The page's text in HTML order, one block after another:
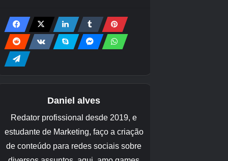
Isso é tudo por enquanto! Se você está
procurando mais ajuda para Pokopia, confira
nossas páginas que mostram como obter trigo,
como obter lingotes de ferro e como obter